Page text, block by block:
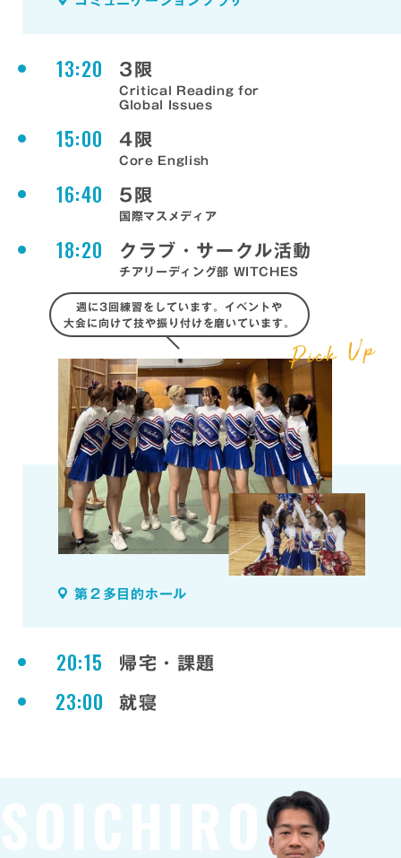
13:20 3限
Critical Reading for
Global Issues
15:00 4限
Core English
16:40 5限
国際マスメディア
18:20 クラブ・サークル活動
チアリーディング部 WITCHES
週に3回練習をしています。イベントや
大会に向けて技や振り付けを磨いています。
第２多目的ホール
20:15 帰宅・課題
23:00 就寝